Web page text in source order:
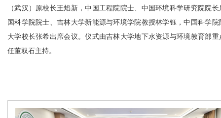
（武汉）原校长王焰新，中国工程院院士、中国环境科学研究院院
国科学院院士、吉林大学新能源与环境学院教授林学钰，中国科学院
大学校长张希出席会议。仪式由吉林大学地下水资源与环境教育部重
任董双石主持。